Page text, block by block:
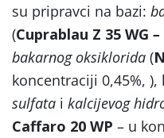
su pripravci na bazi:
(Cuprablau Z 35 WG –
bakarnog oksiklorida (
koncentraciji 0,45%,
sulfata i kalcijevog
Caffaro 20 WP – u